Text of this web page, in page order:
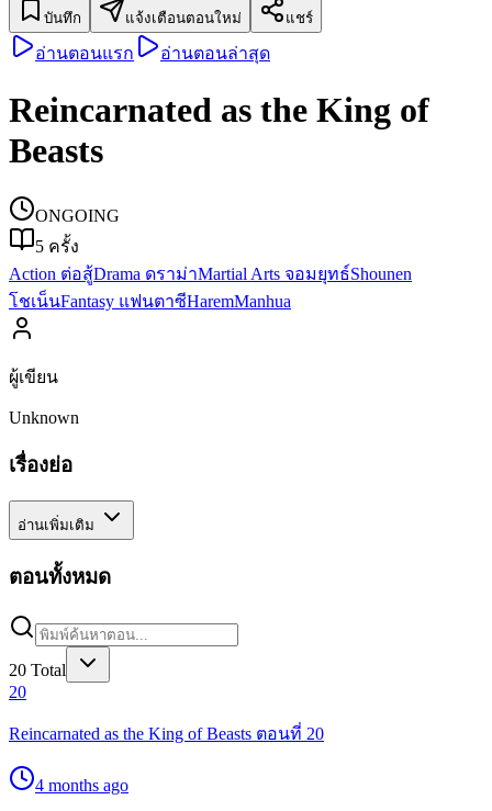
บันทึก แจ้งเตือนตอนใหม่ แชร์
อ่านตอนแรก อ่านตอนล่าสุด
Reincarnated as the King of
Beasts
ONGOING
5 ครั้ง
Action ต่อสู้Drama ดราม่าMartial Arts จอมยุทธ์Shounen
โชเน็นFantasy แฟนตาซีHaremManhua
ผู้เขียน
Unknown
เรื่องย่อ
อ่านเพิ่มเติม
ตอนทั้งหมด
20 Total
20
Reincarnated as the King of Beasts ตอนที่ 20
4 months ago